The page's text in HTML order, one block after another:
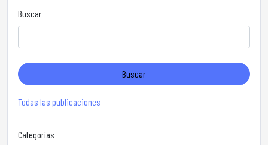
Buscar
Buscar
Todas las publicaciones
Categorías